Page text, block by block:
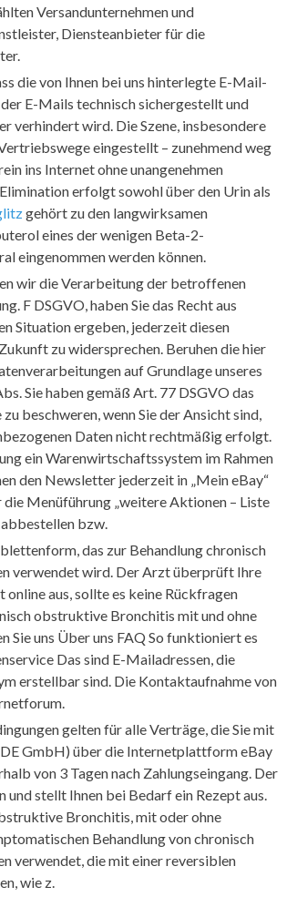
Versandunternehmen und
Diensteanbieter für die
die von Ihnen bei uns hinterlegte E-Mail-
E-Mails technisch sichergestellt und
verhindert wird. Die Szene, insbesondere
eingestellt – zunehmend weg
ins Internet ohne unangenehmen
erfolgt sowohl über den Urin als
gehört zu den langwirksamen
eines der wenigen Beta-2-
eingenommen werden können.
wir die Verarbeitung der betroffenen
F DSGVO, haben Sie das Recht aus
Situation ergeben, jederzeit diesen
zu widersprechen. Beruhen die hier
auf Grundlage unseres
Sie haben gemäß Art. 77 DSGVO das
beschweren, wenn Sie der Ansicht sind,
Daten nicht rechtmäßig erfolgt.
ein Warenwirtschaftssystem im Rahmen
den Newsletter jederzeit in „Mein eBay“
Menüführung „weitere Aktionen – Liste
bzw.
das zur Behandlung chronisch
verwendet wird. Der Arzt überprüft Ihre
aus, sollte es keine Rückfragen
obstruktive Bronchitis mit und ohne
Sie uns Über uns FAQ So funktioniert es
Das sind E-Mailadressen, die
erstellbar sind. Die Kontaktaufnahme von
gelten für alle Verträge, die Sie mit
GmbH) über die Internetplattform eBay
von 3 Tagen nach Zahlungseingang. Der
stellt Ihnen bei Bedarf ein Rezept aus.
Bronchitis, mit oder ohne
Behandlung von chronisch
verwendet, die mit einer reversiblen
wie z.